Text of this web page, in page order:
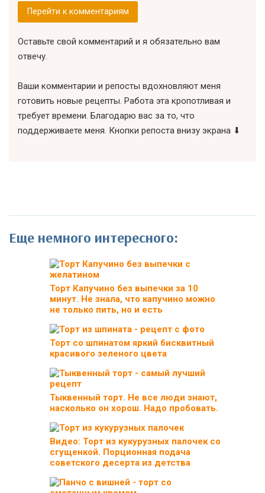
Перейти к комментариям
Оставьте свой комментарий и я обязательно вам
отвечу.
Ваши комментарии и репосты вдохновляют меня
готовить новые рецепты. Работа эта кропотливая и
требует времени. Благодарю вас за то, что
поддерживаете меня. Кнопки репоста внизу экрана ⬇
Еще немного интересного:
Торт Капучино без выпечки за 10
минут. Не знала, что капучино можно
не только пить, но и есть
Торт со шпинатом яркий бисквитный
красивого зеленого цвета
Тыквенный торт. Не все люди знают,
насколько он хорош. Надо пробовать.
Видео: Торт из кукурузных палочек со
сгущенкой. Порционная подача
советского десерта из детства